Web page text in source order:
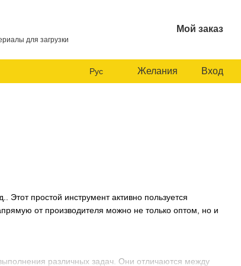
для загрузки
Мой заказ
Рус Желания Вход
Этот простой инструмент активно пользуется
от производителя можно не только оптом, но и
различных задач. Они отличаются между